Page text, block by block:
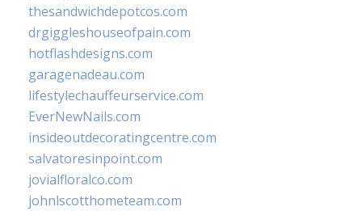
thesandwichdepotcos.com
drgiggleshouseofpain.com
hotflashdesigns.com
garagenadeau.com
lifestylechauffeurservice.com
EverNewNails.com
insideoutdecoratingcentre.com
salvatoresinpoint.com
jovialfloralco.com
johnlscotthometeam.com